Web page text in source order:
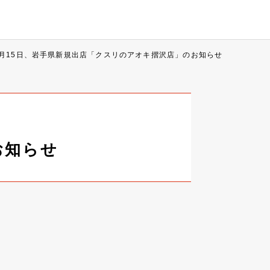
15日、岩手県新規出店「クスリのアオキ摺沢店」のお知らせ
らせ